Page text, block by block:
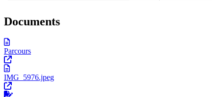
Documents
Parcours
IMG_5976.jpeg